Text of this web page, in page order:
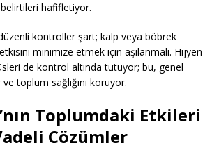
hafifletiyor.
kontroller şart; kalp veya böbrek
minimize etmek için aşılanmalı. Hijyen
de kontrol altında tutuyor; bu, genel
ve toplum sağlığını koruyor.
Toplumdaki Etkileri
Çözümler